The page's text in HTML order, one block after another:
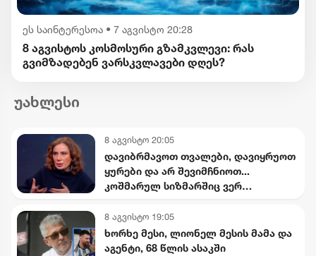
ეს საინტერესოა • 7 აგვისტო 20:28
8 აგვისტოს კოსმოსური გზამკვლევი: რას
გვიმზადებენ ვარსკვლავები დღეს?
უახლესი
8 აგვისტო 20:05
დავიბრმავოთ თვალები, დავიყრუოთ
ყურები და არ შევიმჩნიოთ...
კოშმარულ სიზმარშიც ვერ
ჯანგირაშვილი
8 აგვისტო 19:05
ხორხე მესი, ლიონელ მესის მამა და
აგენტი, 68 წლის ასაკში